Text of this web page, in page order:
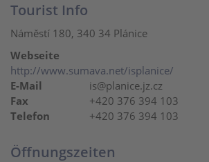
Tourist Info
Náměstí 180, 340 34 Plánice
Webseite
http://www.sumava.net/isplanice/
E-Mail
is@planice.jz.cz
Fax
+420 376 394 103
Telefon
+420 376 394 103
Öffnungszeiten